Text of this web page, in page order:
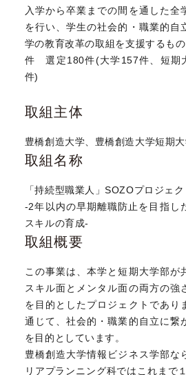
入学から卒業までの間を通した全
を行い、学生の社会的・職業的自
学の教育改革の取組を支援するも
件 選定180件(大学157件、短期
件)
取組主体
豊橋創造大学、豊橋創造大学短期
取組名称
「持続型職業人」SOZOプロジェク
-2年以内の早期離職防止を目指し
スキルの育成-
取組概要
この事業は、本学と短期大学部が
スキル面とメンタル面の両方の強
を目的としたプロジェクトであり
通じて、社会的・職業的自立に繋
を目的としています。
豊橋創造大学情報ビジネス学部な
リアプランニング科ではこれまで